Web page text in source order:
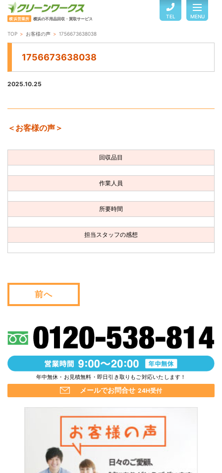
横浜営業所 横浜の不用品回収・買取サービス TEL MENU
TOP
ご利用の流れ
お客様の声
お問い合わせ
会社概要
WEB割引券プレゼント！
TOP お客様の声 1756673638038
1756673638038
2025.10.25
＜お客様の声＞
回収品目
作業人員
所要時間
担当スタッフの感想
前へ
年中無休・お見積無料・即日引き取りもご対応いたします！
メールでお問合せ 24H受付